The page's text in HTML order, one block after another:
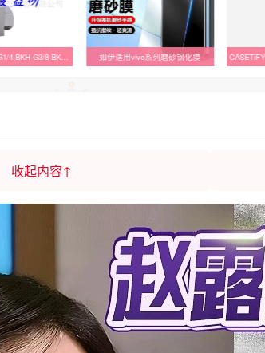
高压球阀BKH-G1/4,BKH-G3/8 BK3-G1/2 三通高压球阀 如伊适用vivo系列磨砂钢化膜
收起内容↑